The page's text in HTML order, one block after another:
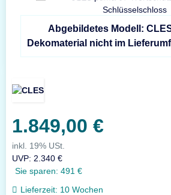
Abgebildetes Modell:
Dekomaterial nicht im
1.849,00 €
inkl. 19% USt.
UVP: 2.340 €
Sie sparen: 491 €
Lieferzeit: 10 Wochen